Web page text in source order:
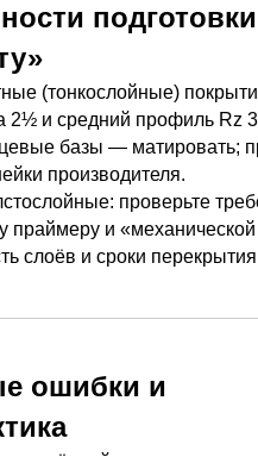
(тонкослойные)
2½ и средний профиль Rz
базы — матировать;
производителя.
проверьте
праймеру и «механической
слоёв и сроки
ошибки и